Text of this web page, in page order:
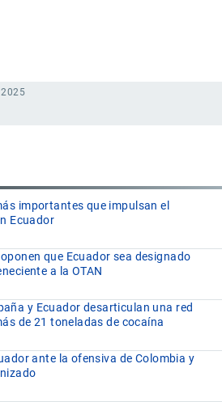
importantes que impulsan el
Ecuador
que Ecuador sea designado
a la OTAN
y Ecuador desarticulan una red
de 21 toneladas de cocaína
ante la ofensiva de Colombia y